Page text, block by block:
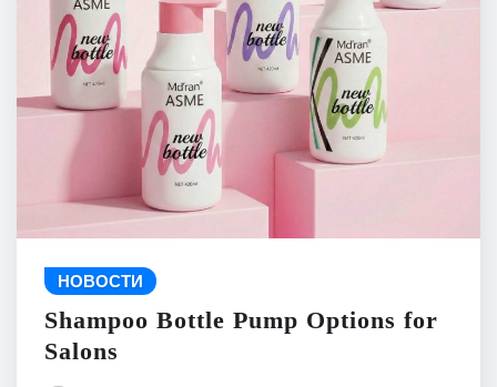
НОВОСТИ
Shampoo Bottle Pump Options for
Salons